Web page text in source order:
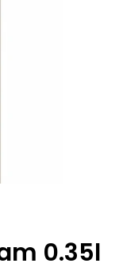
0.35l